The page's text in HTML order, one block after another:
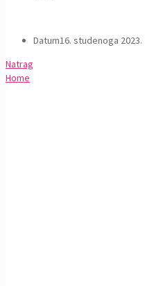
Datum16. studenoga 2023.
Natrag
Home